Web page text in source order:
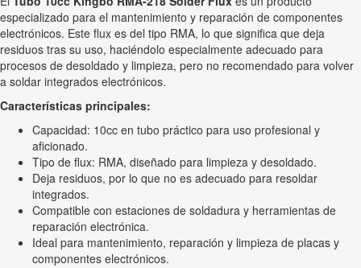
especializado para el mantenimiento y reparación de componentes
electrónicos. Este flux es del tipo RMA, lo que significa que deja
residuos tras su uso, haciéndolo especialmente adecuado para
procesos de desoldado y limpieza, pero no recomendado para volver
a soldar integrados electrónicos.
Características principales:
Capacidad: 10cc en tubo práctico para uso profesional y
aficionado.
Tipo de flux: RMA, diseñado para limpieza y desoldado.
Deja residuos, por lo que no es adecuado para resoldar
integrados.
Compatible con estaciones de soldadura y herramientas de
reparación electrónica.
Ideal para mantenimiento, reparación y limpieza de placas y
componentes electrónicos.